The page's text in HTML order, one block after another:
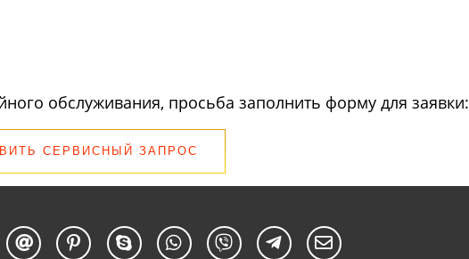
обслуживания, просьба заполнить форму для заявки:
СЕРВИСНЫЙ ЗАПРОС